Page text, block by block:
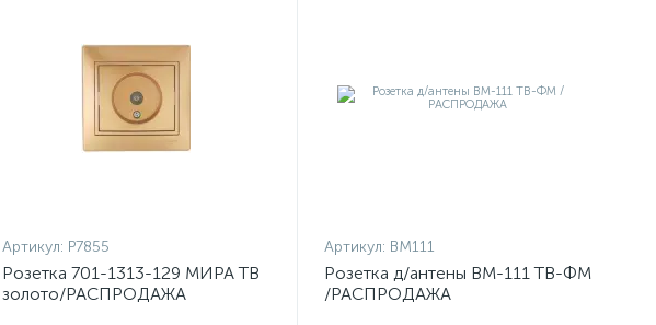
Артикул: Р7855
Розетка 701-1313-129 МИРА ТВ
золото/РАСПРОДАЖА
Артикул: ВМ111
Розетка д/антены ВМ-111 ТВ-ФМ
/РАСПРОДАЖА